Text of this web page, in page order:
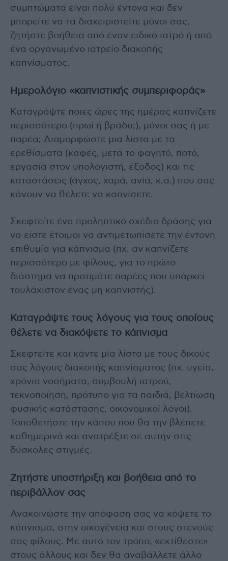
συμπτώματα είναι πολύ έντονα και δεν
μπορείτε να τα διαχειριστείτε μόνοι σας,
ζητήστε βοήθεια από έναν ειδικό ιατρό ή από
ένα οργανωμένο ιατρείο διακοπής
καπνίσματος.
Ημερολόγιο «καπνιστικής συμπεριφοράς»
Καταγράψτε ποιες ώρες της ημέρας καπνίζετε
περισσότερο (πρωί ή βράδυ;), μόνοι σας ή με
παρέα; Διαμορφώστε μια λίστα με τα
ερεθίσματα (καφές, μετά το φαγητό, ποτό,
εργασία στον υπολογιστή, έξοδος) και τις
καταστάσεις (άγχος, χαρά, ανία, κ.α.) που σας
κάνουν να θέλετε να καπνίσετε.
Σκεφτείτε ένα προληπτικό σχέδιο δράσης για
να είστε έτοιμοι να αντιμετωπίσετε την έντονη
επιθυμία για κάπνισμα (πχ. αν καπνίζετε
περισσότερο με φίλους, για το πρώτο
διάστημα να προτιμάτε παρέες που υπάρχει
τουλάχιστον ένας μη καπνιστής).
Καταγράψτε τους λόγους για τους οποίους
θέλετε να διακόψετε το κάπνισμα
Σκεφτείτε και κάντε μία λίστα με τους δικούς
σας λόγους διακοπής καπνίσματος (πχ. υγεία,
χρόνια νοσήματα, συμβουλή ιατρού,
τεκνοποίηση, πρότυπο για τα παιδιά, βελτίωση
φυσικής κατάστασης, οικονομικοί λόγοι).
Τοποθετήστε την κάπου που θα την βλέπετε
καθημερινά και ανατρέξτε σε αυτήν στις
δύσκολες στιγμές.
Ζητήστε υποστήριξη και βοήθεια από το
περιβάλλον σας
Ανακοινώστε την απόφαση σας να κόψετε το
κάπνισμα, στην οικογένεια και στους στενούς
σας φίλους. Με αυτό τον τρόπο, «εκτίθεστε»
στους άλλους και δεν θα αναβάλλετε άλλο